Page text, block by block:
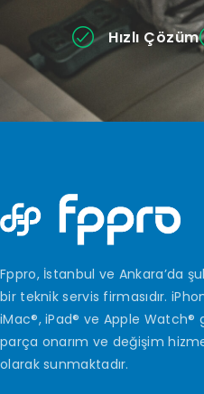
Hızlı Çözüm
Fppro, İstanbul ve Ankara’da
bir teknik servis firmasıdır.
iMac®, iPad® ve Apple Watch®
parça onarım ve değişim
olarak sunmaktadır.